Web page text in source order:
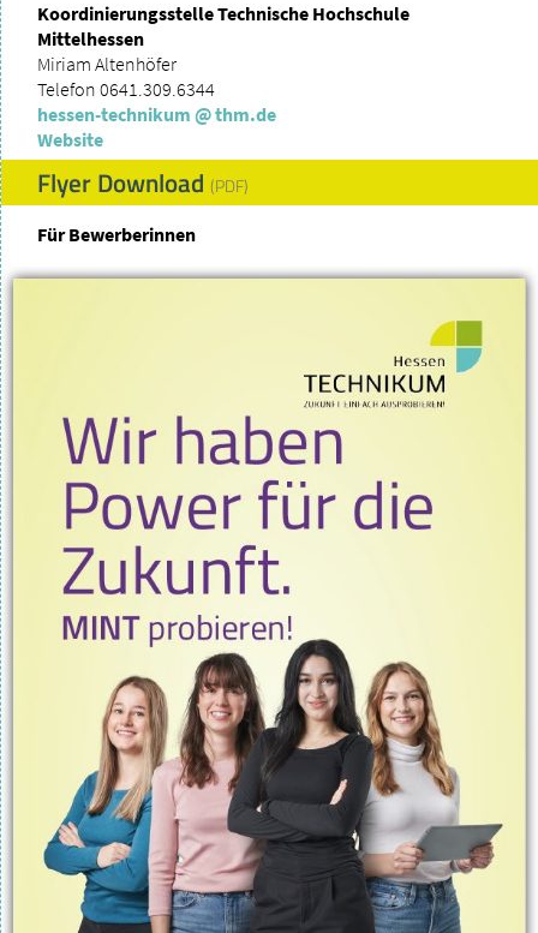
Koordinierungsstelle Technische Hochschule
Mittelhessen
Miriam Altenhöfer
Telefon 0641.309.6344
hessen-technikum @ thm.de
Website
Flyer Download (PDF)
Für Bewerberinnen